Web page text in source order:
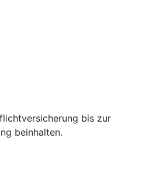
bis zur
beinhalten.